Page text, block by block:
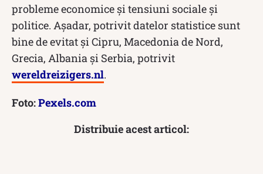
probleme economice și tensiuni sociale și
politice. Așadar, potrivit datelor statistice sunt
bine de evitat și Cipru, Macedonia de Nord,
Grecia, Albania și Serbia, potrivit
wereldreizigers.nl.
Foto:Pexels.com
Distribuie acest articol: